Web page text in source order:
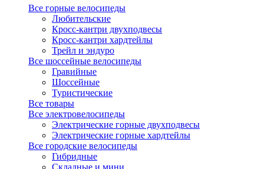
Все горные велосипеды
Любительские
Кросс-кантри двухподвесы
Кросс-кантри хардтейлы
Трейл и эндуро
Все шоссейные велосипеды
Гравийные
Шоссейные
Туристические
Все товары
Все электровелосипеды
Электрические горные двухподвесы
Электрические горные хардтейлы
Все городские велосипеды
Гибридные